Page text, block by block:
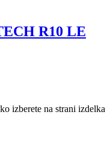
R10 LE
izberete na strani izdelka